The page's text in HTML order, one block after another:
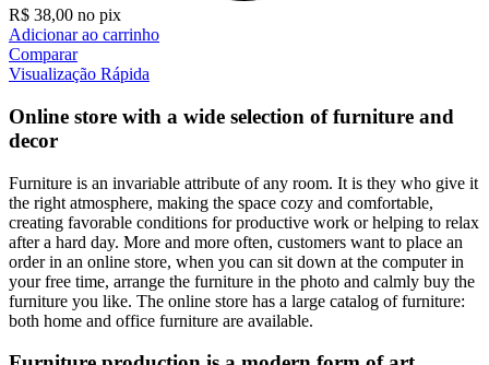
R$ 38,00 no pix
Adicionar ao carrinho
Comparar
Visualização Rápida
Online store with a wide selection of furniture and
decor
Furniture is an invariable attribute of any room. It is they who give it
the right atmosphere, making the space cozy and comfortable,
creating favorable conditions for productive work or helping to relax
after a hard day. More and more often, customers want to place an
order in an online store, when you can sit down at the computer in
your free time, arrange the furniture in the photo and calmly buy the
furniture you like. The online store has a large catalog of furniture:
both home and office furniture are available.